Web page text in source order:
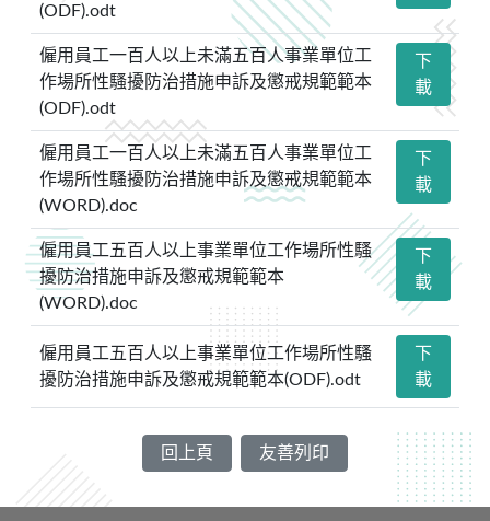
(ODF).odt
僱用員工一百人以上未滿五百人事業單位工
作場所性騷擾防治措施申訴及懲戒規範範本
(ODF).odt
下
載
僱用員工一百人以上未滿五百人事業單位工
作場所性騷擾防治措施申訴及懲戒規範範本
(WORD).doc
下
載
僱用員工五百人以上事業單位工作場所性騷
擾防治措施申訴及懲戒規範範本
(WORD).doc
下
載
僱用員工五百人以上事業單位工作場所性騷
擾防治措施申訴及懲戒規範範本(ODF).odt
下
載
回上頁 友善列印